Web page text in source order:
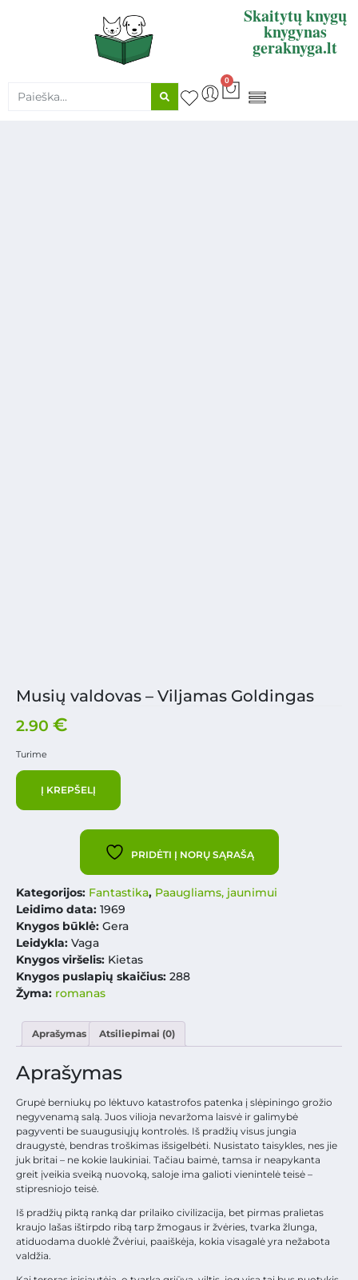
Skaitytų knygų
knygynas
geraknyga.lt
0
Musių valdovas – Viljamas Goldingas
2.90 €
Turime
Į KREPŠELĮ
PRIDĖTI Į NORŲ SĄRAŠĄ
Kategorijos: Fantastika, Paaugliams, jaunimui
Leidimo data: 1969
Knygos būklė: Gera
Leidykla: Vaga
Knygos viršelis: Kietas
Knygos puslapių skaičius: 288
Žyma: romanas
Aprašymas Atsiliepimai (0)
Aprašymas
Grupė berniukų po lėktuvo katastrofos patenka į slėpiningo grožio
negyvenamą salą. Juos vilioja nevaržoma laisvė ir galimybė
pagyventi be suaugusiųjų kontrolės. Iš pradžių visus jungia
draugystė, bendras troškimas išsigelbėti. Nusistato taisykles, nes jie
juk britai – ne kokie laukiniai. Tačiau baimė, tamsa ir neapykanta
greit įveikia sveiką nuovoką, saloje ima galioti vienintelė teisė –
stipresniojo teisė.
Iš pradžių piktą ranką dar prilaiko civilizacija, bet pirmas pralietas
kraujo lašas ištirpdo ribą tarp žmogaus ir žvėries, tvarka žlunga,
atiduodama duoklė Žvėriui, paaiškėja, kokia visagalė yra nežabota
valdžia.